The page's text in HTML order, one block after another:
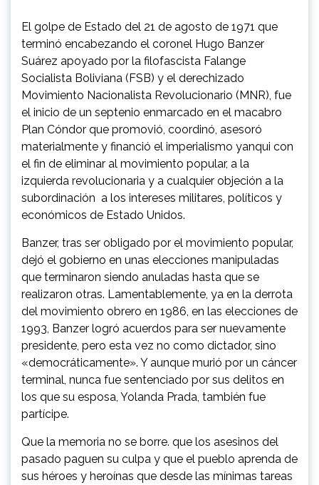
El golpe de Estado del 21 de agosto de 1971 que
terminó encabezando el coronel Hugo Banzer
Suárez apoyado por la filofascista Falange
Socialista Boliviana (FSB) y el derechizado
Movimiento Nacionalista Revolucionario (MNR), fue
el inicio de un septenio enmarcado en el macabro
Plan Cóndor que promovió, coordinó, asesoró
materialmente y financió el imperialismo yanqui con
el fin de eliminar al movimiento popular, a la
izquierda revolucionaria y a cualquier objeción a la
subordinación a los intereses militares, políticos y
económicos de Estado Unidos.
Banzer, tras ser obligado por el movimiento popular,
dejó el gobierno en unas elecciones manipuladas
que terminaron siendo anuladas hasta que se
realizaron otras. Lamentablemente, ya en la derrota
del movimiento obrero en 1986, en las elecciones de
1993, Banzer logró acuerdos para ser nuevamente
presidente, pero esta vez no como dictador, sino
«democráticamente». Y aunque murió por un cáncer
terminal, nunca fue sentenciado por sus delitos en
los que su esposa, Yolanda Prada, también fue
partícipe.
Que la memoria no se borre. que los asesinos del
pasado paguen su culpa y que el pueblo aprenda de
sus héroes y heroínas que desde las mínimas tareas